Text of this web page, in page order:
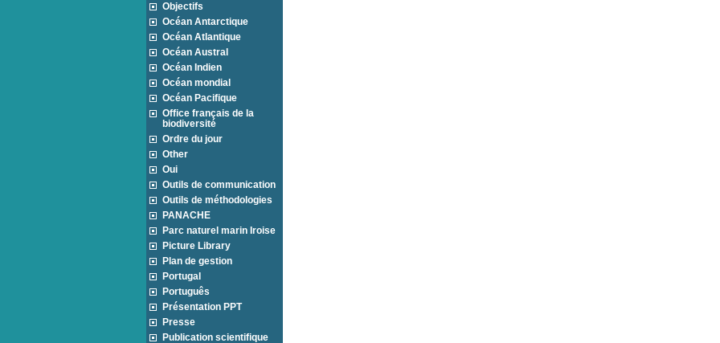
Objectifs
Océan Antarctique
Océan Atlantique
Océan Austral
Océan Indien
Océan mondial
Océan Pacifique
Office français de la
biodiversité
Ordre du jour
Other
Oui
Outils de communication
Outils de méthodologies
PANACHE
Parc naturel marin Iroise
Picture Library
Plan de gestion
Portugal
Português
Présentation PPT
Presse
Publication scientifique